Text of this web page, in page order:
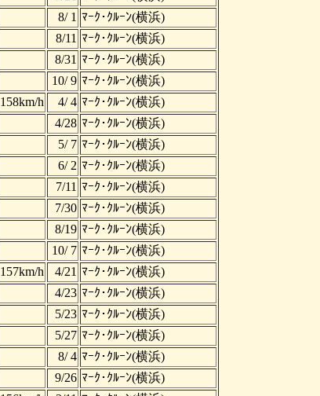
8/ 1 ﾏｰｸ･ｸﾙｰﾝ(横浜)
8/11 ﾏｰｸ･ｸﾙｰﾝ(横浜)
8/31 ﾏｰｸ･ｸﾙｰﾝ(横浜)
10/ 9 ﾏｰｸ･ｸﾙｰﾝ(横浜)
158km/h
4/ 4 ﾏｰｸ･ｸﾙｰﾝ(横浜)
4/28 ﾏｰｸ･ｸﾙｰﾝ(横浜)
5/ 7 ﾏｰｸ･ｸﾙｰﾝ(横浜)
6/ 2 ﾏｰｸ･ｸﾙｰﾝ(横浜)
7/11 ﾏｰｸ･ｸﾙｰﾝ(横浜)
7/30 ﾏｰｸ･ｸﾙｰﾝ(横浜)
8/19 ﾏｰｸ･ｸﾙｰﾝ(横浜)
10/ 7 ﾏｰｸ･ｸﾙｰﾝ(横浜)
157km/h
4/21 ﾏｰｸ･ｸﾙｰﾝ(横浜)
4/23 ﾏｰｸ･ｸﾙｰﾝ(横浜)
5/23 ﾏｰｸ･ｸﾙｰﾝ(横浜)
5/27 ﾏｰｸ･ｸﾙｰﾝ(横浜)
8/ 4 ﾏｰｸ･ｸﾙｰﾝ(横浜)
9/26 ﾏｰｸ･ｸﾙｰﾝ(横浜)